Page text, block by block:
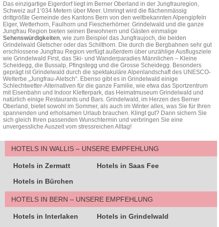
Das einzigartige Eigerdorf liegt im Berner Oberland in der Jungfrauregion,
Schweiz auf 1‘034 Metern über Meer. Umringt wird die flächenmässig
drittgrößte Gemeinde des Kantons Bern von den weltbekannten Alpengipfeln
Eiger, Wetterhorn, Faulhorn und Fiescherhörner. Grindelwald und die ganze
Jungfrau Region bieten seinen Bewohnern und Gästen einmalige
Sehenswürdigkeiten, wie zum Beispiel das Jungfraujoch, die beiden
Grindelwald Gletscher oder das Schilthorn. Die durch die Bergbahnen sehr gut
erschlossene Jungfrau Region verfügt außerdem über unzählige Ausflugsziele
wie Grindelwald First, das Ski- und Wanderparadies Männlichen – Kleine
Scheidegg, die Bussalp, Pfingstegg und die Grosse Scheidegg. Besonders
geprägt ist Grindelwald durch die spektakuläre Alpenlandschaft des UNESCO-
Welterbe „Jungfrau-Aletsch“. Ebenso gibt es in Grindelwald einige
Schlechtwetter-Alternativen für die ganze Familie, wie etwa das Sportzentrum
mit Eisenbahn und Indoor Kletterpark, das Heimatmuseum Grindelwald und
natürlich einige Restaurants und Bars. Grindelwald, im Herzen des Berner
Oberland, bietet sowohl im Sommer, als auch im Winter alles, was Sie für Ihren
spannenden und erholsamen Urlaub brauchen. Klingt gut? Dann sichern Sie
sich gleich Ihren passenden Wunschtermin und verbringen Sie eine
unvergessliche Auszeit vom stressreichen Alltag!
HOTELS IN WALLIS – UNSERE EMPFEHLUNG
Hotels in Zermatt
Hotels in Saas Fee
Hotels in Bürchen
HOTELS IN BERN – UNSERE EMPFEHLUNG
Hotels in Interlaken Hotels in Grindelwald